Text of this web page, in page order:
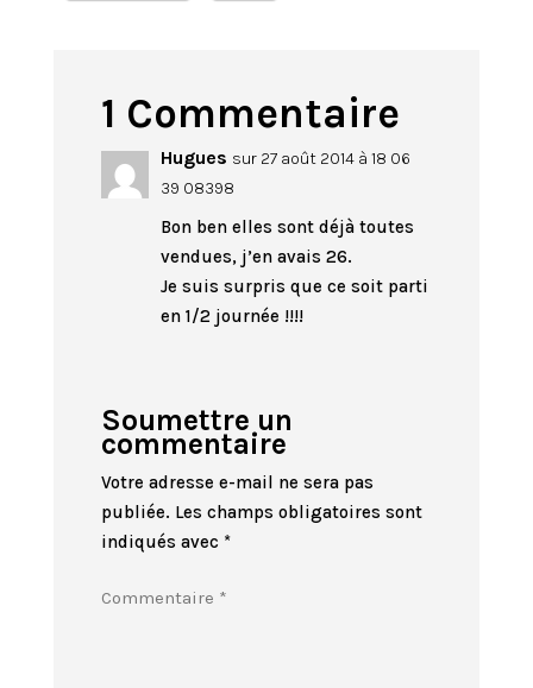
1 Commentaire
Hugues sur 27 août 2014 à 18 06
39 08398
Bon ben elles sont déjà toutes
vendues, j’en avais 26.
Je suis surpris que ce soit parti
en 1/2 journée !!!!
Soumettre un
commentaire
Votre adresse e-mail ne sera pas
publiée. Les champs obligatoires sont
indiqués avec *